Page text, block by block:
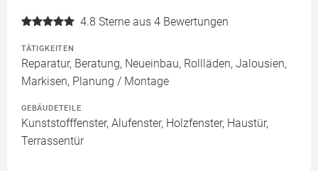
4.8 Sterne aus 4 Bewertungen
TÄTIGKEITEN
Reparatur, Beratung, Neueinbau, Rollläden, Jalousien,
Markisen, Planung / Montage
GEBÄUDETEILE
Kunststofffenster, Alufenster, Holzfenster, Haustür,
Terrassentür